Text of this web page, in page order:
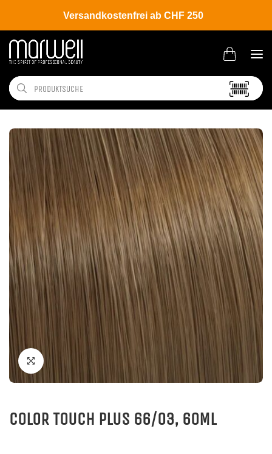
Versandkostenfrei ab CHF 250
Shop Brands Wella
COLOR TOUCH PLUS 66/03, 60ML